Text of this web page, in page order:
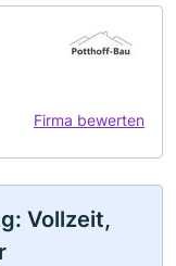
Firma bewerten
Vollzeit,